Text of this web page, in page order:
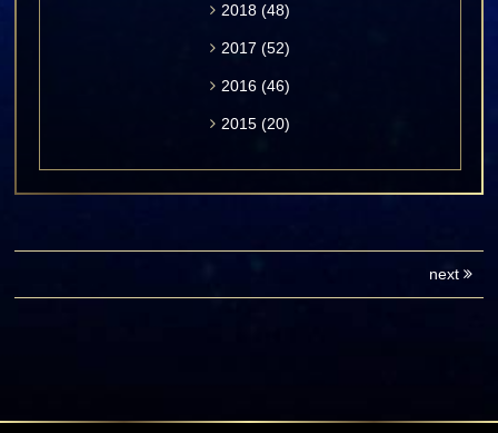
2018(48)
2017 (52)
2016(46)
2015(20)
next